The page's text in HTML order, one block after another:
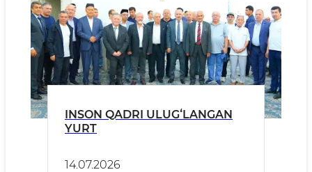
INSON QADRI ULUGʻLANGAN
YURT
14.07.2026